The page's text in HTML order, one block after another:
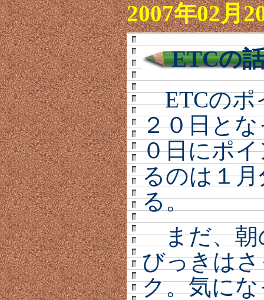
2007年02月
ETCの
ETCのポ
２０日と
０日にポ
るのは１
る。
まだ、朝
びっきは
ク。気に